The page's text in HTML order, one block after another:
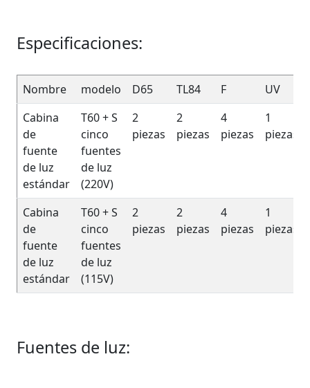
Especificaciones:
Nombre modelo D65 TL84 F UV
Cabina
de
fuente
de luz
estándar
T60 + S
cinco
fuentes
de luz
(220V)
2
piezas
2
piezas
4
piezas
1
piezas
Cabina
de
fuente
de luz
estándar
T60 + S
cinco
fuentes
de luz
(115V)
2
piezas
2
piezas
4
piezas
1
piezas
Fuentes de luz: